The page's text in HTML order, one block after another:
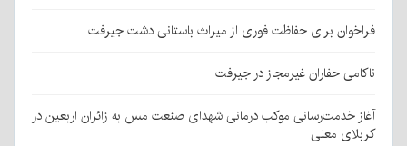
فراخوان برای حفاظت فوری از میراث باستانی دشت جیرفت
ناکامی حفاران غیرمجاز در جیرفت
آغاز خدمت‌رسانی موکب درمانی شهدای صنعت مس به زائران اربعین در
کربلای معلی